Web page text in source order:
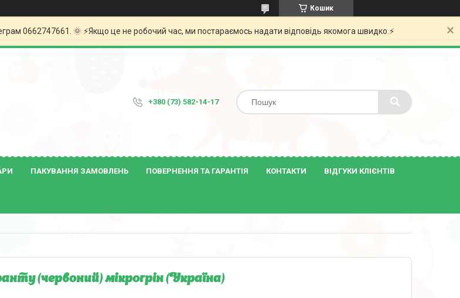
Кошик
0662747661. 🌞 ⚡️Якщо це не робочий час, ми постараємось надати відповідь якомога швидко.⚡️
+380 (73) 582-14-17
ПАКУВАННЯ ЗАМОВЛЕНЬ ПОВЕРНЕННЯ ТА ГАРАНТІЯ КОНТАКТИ ВІДГУКИ КЛІЄНТІВ
(червоний) мікрогрін (Україна)